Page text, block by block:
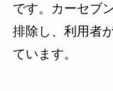
です。カーセブ
排除し、利用者
ています。